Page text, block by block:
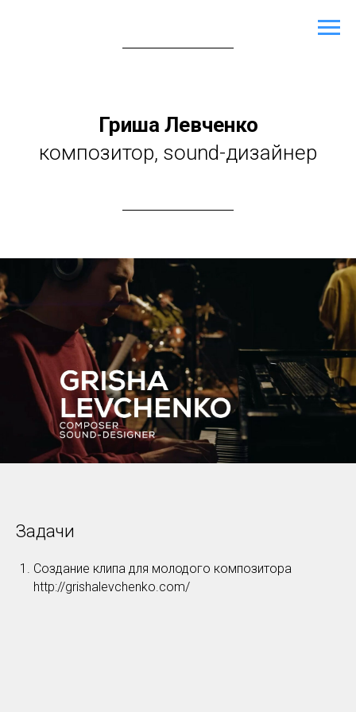
Гриша Левченко
композитор, sound-дизайнер
Задачи
Создание клипа для молодого композитора
http://grishalevchenko.com/